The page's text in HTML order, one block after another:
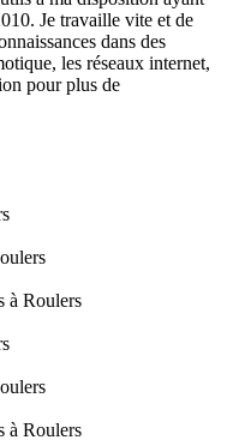
Je travaille vite et de
dans des
les réseaux internet,
pour plus de
à Roulers
à Roulers